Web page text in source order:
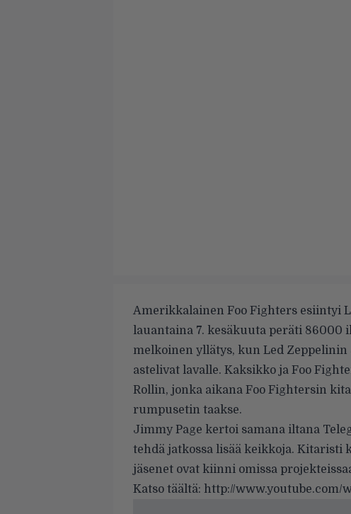
Amerikkalainen Foo Fighters esiintyi
lauantaina 7. kesäkuuta peräti 86000
melkoinen yllätys, kun Led Zeppelinin
astelivat lavalle. Kaksikko ja Foo
Rollin, jonka aikana Foo Fightersin
rumpusetin taakse.
Jimmy Page kertoi samana iltana
tehdä jatkossa lisää keikkoja.
jäsenet ovat kiinni omissa
Katso täältä: http://www.youtube.com/